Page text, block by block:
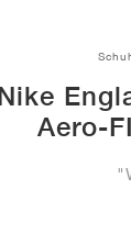
Aero-